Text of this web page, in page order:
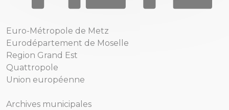
Euro-Métropole de Metz
Eurodépartement de Moselle
Region Grand Est
Quattropole
Union européenne
Archives municipales